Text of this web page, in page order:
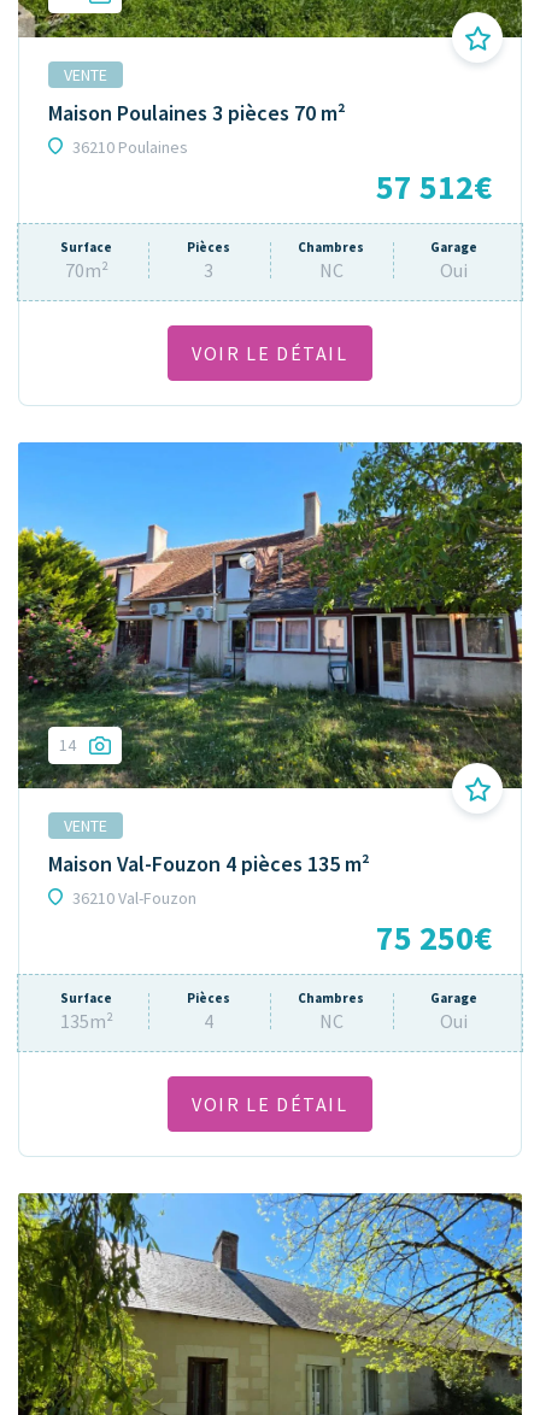
VENTE
Maison Poulaines 3 pièces 70 m²
36210 Poulaines
57 512€
Surface
70m²
Pièces
3
Chambres
NC
Garage
Oui
VOIR LE DÉTAIL
14
VENTE
Maison Val-Fouzon 4 pièces 135 m²
36210 Val-Fouzon
75 250€
Surface
135m²
Pièces
4
Chambres
NC
Garage
Oui
VOIR LE DÉTAIL